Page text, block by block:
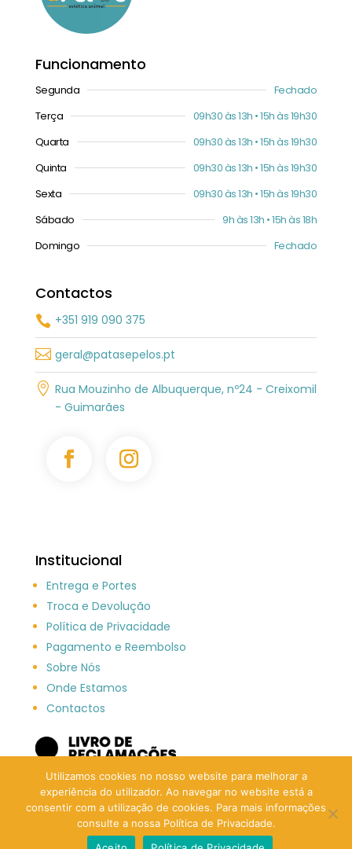
Funcionamento
Segunda
Fechado
Terça
09h30 às 13h • 15h às 19h30
Quarta
09h30 às 13h • 15h às 19h30
Quinta
09h30 às 13h • 15h às 19h30
Sexta
09h30 às 13h • 15h às 19h30
Sábado
9h às 13h • 15h às 18h
Domingo
Fechado
Contactos
 +351 919 090 375
 geral@patasepelos.pt
 Rua Mouzinho de Albuquerque, nº24 - Creixomil
- Guimarães
Institucional
Entrega e Portes
Troca e Devolução
Política de Privacidade
Pagamento e Reembolso
Sobre Nós
Onde Estamos
Contactos
Utilizamos cookies no nosso website para melhorar a
experiência do utilizador. Ao navegar no website está a
consentir com a utilização de cookies. Para mais informações
consulte a nossa Política de Privacidade.